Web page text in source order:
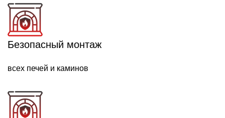
Безопасный монтаж
всех печей и каминов